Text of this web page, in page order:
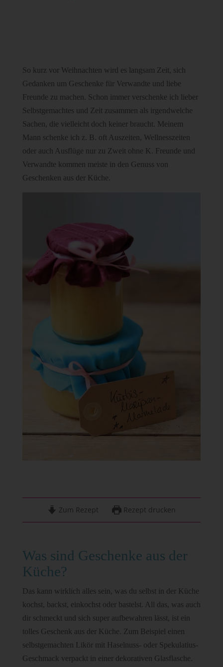
So kurz vor Weihnachten wird es langsam Zeit, sich
Gedanken um Geschenke für Verwandte und liebe
Freunde zu machen. Schon immer verschenke ich lieber
Selbstgemachtes und Zeit zusammen als irgendwelche
Sachen, die vielleicht doch keiner braucht. Meinem
Mann schenke ich z. B. oft Auszeiten, Wellnesszeiten
oder auch Ausflüge nur zu Zweit ohne K. Freunde und
Verwandte kommen meiste in den Genuss von
Geschenken aus der Küche.
Zum Rezept Rezept drucken
Was sind Geschenke aus der
Küche?
Das kann wirklich alles sein, was du selbst in der Küche
kochst, backst, einkochst oder bastelst. All das, was auch
dir schmeckt und sich super aufbewahren lässt, ist ein
tolles Geschenk aus der Küche. Zum Beispiel einen
selbstgemachten Likör mit Haselnuss- oder Spekulatius-
Geschmack verpackt in einer dekorativen Glasflasche.